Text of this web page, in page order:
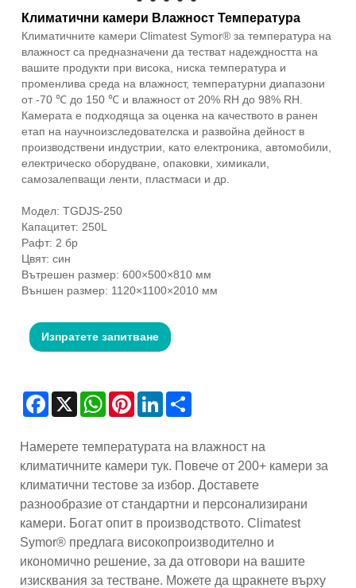
Климатични камери Влажност Температура
Климатичните камери Climatest Symor® за температура на
влажност са предназначени да тестват надеждността на
вашите продукти при висока, ниска температура и
променлива среда на влажност, температурни диапазони
от -70 ℃ до 150 ℃ и влажност от 20% RH до 98% RH.
Камерата е подходяща за оценка на качеството в ранен
етап на научноизследователска и развойна дейност в
производствени индустрии, като електроника, автомобили,
електрическо оборудване, опаковки, химикали,
самозалепващи ленти, пластмаси и др.
Модел: TGDJS-250
Капацитет: 250L
Рафт: 2 бр
Цвят: син
Вътрешен размер: 600×500×810 мм
Външен размер: 1120×1100×2010 мм
Изпратете запитване
Facebook
X WhatsAppPinterestLinkedIn
Намерете температурата на влажност на
климатичните камери тук. Повече от 200+ камери за
климатични тестове за избор. Доставете
разнообразие от стандартни и персонализирани
камери. Богат опит в производството. Climatest
Symor® предлага високопроизводително и
икономично решение, за да отговори на вашите
изисквания за тестване. Можете да щракнете върху